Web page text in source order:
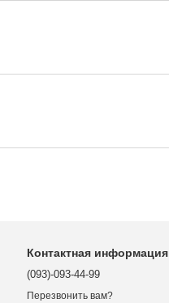
Контактная информация
(093)-093-44-99
Перезвонить вам?